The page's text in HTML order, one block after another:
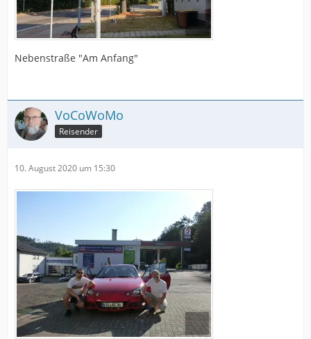
Nebenstraße "Am Anfang"
VoCoWoMo
Reisender
10. August 2020 um 15:30